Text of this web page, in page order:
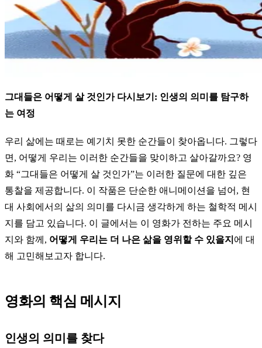
그대들은 어떻게 살 것인가 다시보기: 인생의 의미를 탐구하
는 여정
우리 삶에는 때로는 예기치 못한 순간들이 찾아옵니다. 그렇다
면, 어떻게 우리는 이러한 순간들을 맞이하고 살아갈까요? 영
화 “그대들은 어떻게 살 것인가”는 이러한 질문에 대한 깊은
통찰을 제공합니다. 이 작품은 단순한 애니메이션을 넘어, 현
대 사회에서의 삶의 의미를 다시금 생각하게 하는 철학적 메시
지를 담고 있습니다. 이 글에서는 이 영화가 전하는 주요 메시
지와 함께, 어떻게 우리는 더 나은 삶을 영위할 수 있을지 에 대
해 고민해보고자 합니다.
영화의 핵심 메시지
인생의 의미를 찾다